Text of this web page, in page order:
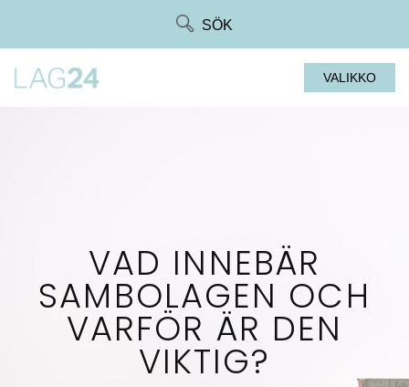
SÖK
VALIKKO
VAD INNEBÄR
SAMBOLAGEN OCH
VARFÖR ÄR DEN
VIKTIG?